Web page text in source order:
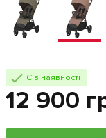
Є в наявності
12 900